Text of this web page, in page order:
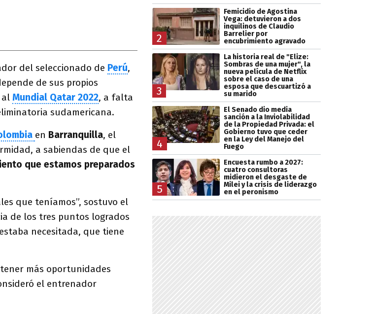
del seleccionado de Perú,
de sus propios
al Mundial Qatar 2022, a falta
sudamericana.
en Barranquilla, el
a sabiendas de que el
que estamos preparados
que teníamos”, sostuvo el
de los tres puntos logrados
necesitada, que tiene
más oportunidades
el entrenador
2
Femicidio de Agostina
Vega: detuvieron a dos
inquilinos de Claudio
Barrelier por
encubrimiento agravado
3
La historia real de "Elize:
Sombras de una mujer", la
nueva película de Netflix
sobre el caso de una
esposa que descuartizó a
su marido
4
El Senado dio media
sanción a la Inviolabilidad
de la Propiedad Privada: el
Gobierno tuvo que ceder
en la Ley del Manejo del
Fuego
5
Encuesta rumbo a 2027:
cuatro consultoras
midieron el desgaste de
Milei y la crisis de liderazgo
en el peronismo